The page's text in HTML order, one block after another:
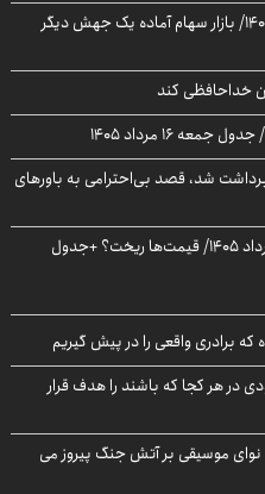
پیش‌بینی بورس فردا شنبه ۱۷ مرداد ۱۴۰۵/ بازار سهام آماده یک جهش دیگر
خداحافظی کند
۱۶ مرداد ۱۴۰۵
شد، قصد بی‌احترامی به باورهای
که برادری واقعی را در پیش گیریم
در هر کجا که باشند را هدف قرار
نوای موسیقی بر آتش جنگ پیروز می